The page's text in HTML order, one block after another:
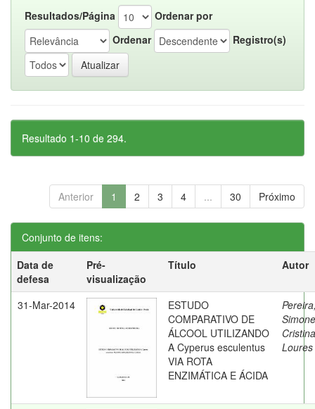
Resultados/Página
Ordenar por
Ordenar
Registro(s)
Resultado 1-10 de 294.
Anterior 1 2 3 4 ... 30 Próximo
Conjunto de itens:
Data de
defesa
Pré-
visualização
Título Autor
31-Mar-2014
ESTUDO
COMPARATIVO DE
ÁLCOOL UTILIZANDO
A Cyperus esculentus
VIA ROTA
ENZIMÁTICA E ÁCIDA
Simone
Cristina
Loures